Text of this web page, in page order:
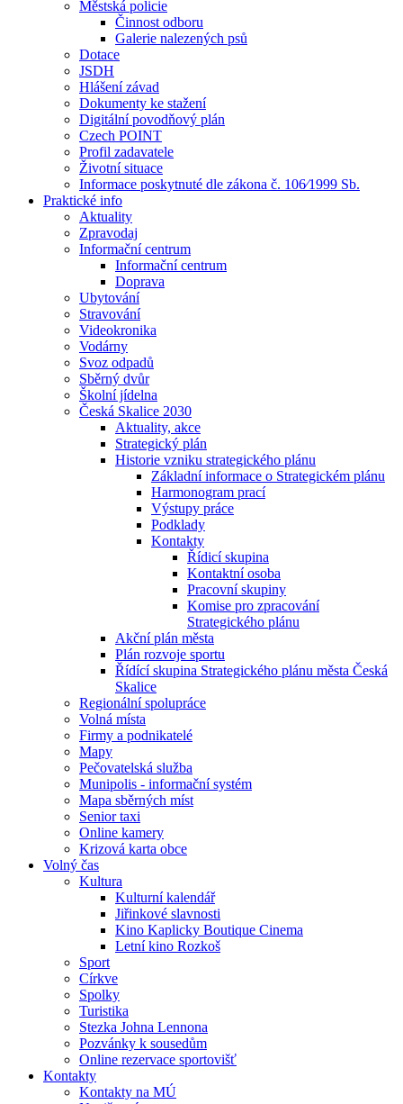
Městská policie
Činnost odboru
Galerie nalezených psů
Dotace
JSDH
Hlášení závad
Dokumenty ke stažení
Digitální povodňový plán
Czech POINT
Profil zadavatele
Životní situace
Informace poskytnuté dle zákona č. 106⁄1999 Sb.
Praktické info
Aktuality
Zpravodaj
Informační centrum
Informační centrum
Doprava
Ubytování
Stravování
Videokronika
Vodárny
Svoz odpadů
Sběrný dvůr
Školní jídelna
Česká Skalice 2030
Aktuality, akce
Strategický plán
Historie vzniku strategického plánu
Základní informace o Strategickém plánu
Harmonogram prací
Výstupy práce
Podklady
Kontakty
Řídicí skupina
Kontaktní osoba
Pracovní skupiny
Komise pro zpracování
Strategického plánu
Akční plán města
Plán rozvoje sportu
Řídící skupina Strategického plánu města Česká
Skalice
Regionální spolupráce
Volná místa
Firmy a podnikatelé
Mapy
Pečovatelská služba
Munipolis - informační systém
Mapa sběrných míst
Senior taxi
Online kamery
Krizová karta obce
Volný čas
Kultura
Kulturní kalendář
Jiřinkové slavnosti
Kino Kaplicky Boutique Cinema
Letní kino Rozkoš
Sport
Církve
Spolky
Turistika
Stezka Johna Lennona
Pozvánky k sousedům
Online rezervace sportovišť
Kontakty
Kontakty na MÚ